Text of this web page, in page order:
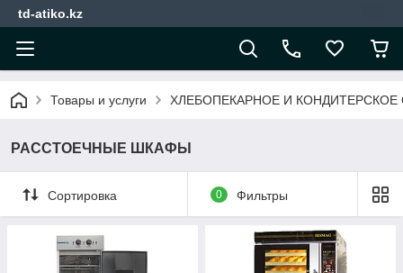
td-atiko.kz
Товары и услуги ХЛЕБОПЕКАРНОЕ И
РАССТОЕЧНЫЕ ШКАФЫ
Сортировка 0 Фильтры